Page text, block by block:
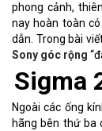
phong cảnh,
nay hoàn toàn
dẫn. Trong bài
Sony góc rộng
Sigma
Ngoài các ống
hãng bên thứ ba